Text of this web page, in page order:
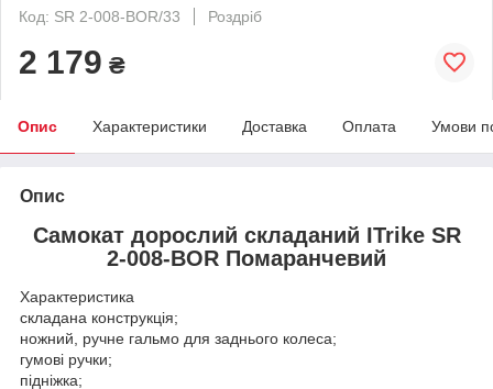
Код: SR 2-008-BOR/33
Роздріб
2 179 ₴
Опис Характеристики Доставка Оплата Умови
Опис
Самокат дорослий складаний ITrike SR
2-008-BOR Помаранчевий
Характеристика
складана конструкція;
ножний, ручне гальмо для заднього колеса;
гумові ручки;
підніжка;